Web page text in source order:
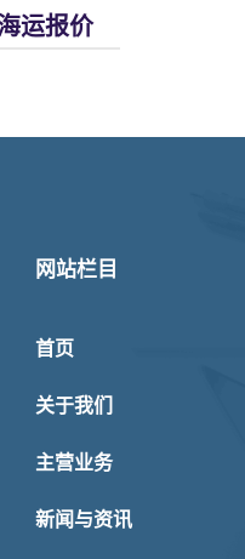
运报价
网站栏目
首页
关于我们
主营业务
新闻与资讯